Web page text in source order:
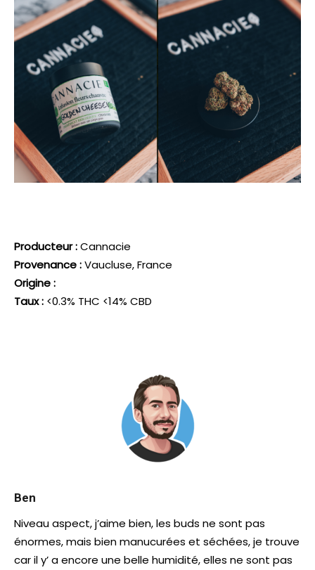
Producteur :Cannacie
Provenance :Vaucluse, France
Origine :
Taux : <0.3% THC <14% CBD
Ben
Niveau aspect, j’aime bien, les buds ne sont pas
énormes, mais bien manucurées et séchées, je trouve
car il y’ a encore une belle humidité, elles ne sont pas